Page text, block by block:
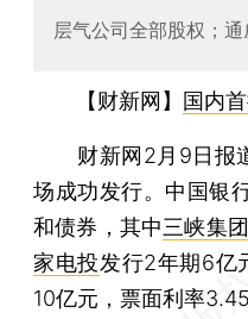
层气公司全部股权；
【财新网】 国内
财新网2月9日报道
场成功发行。中国银
和债券，其中三峡集团
家电投发行2年期6亿
10亿元，票面利率